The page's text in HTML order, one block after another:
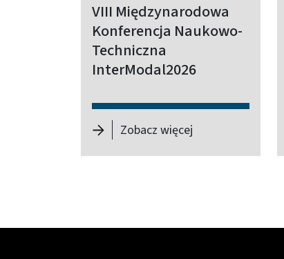
VIII Międzynarodowa
Konferencja Naukowo-
Techniczna
InterModal2026
Zobacz więcej- VIII